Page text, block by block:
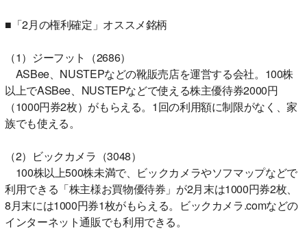
■「2月の権利確定」オススメ銘柄
（1）ジーフット（2686）
ASBee、NUSTEPなどの靴販売店を運営する会社。100株
以上でASBee、NUSTEPなどで使える株主優待券2000円
（1000円券2枚）がもらえる。1回の利用額に制限がなく、家
族でも使える。
（2）ビックカメラ（3048）
100株以上500株未満で、ビックカメラやソフマップなどで
利用できる「株主様お買物優待券」が2月末は1000円券2枚、
8月末には1000円券1枚がもらえる。ビックカメラ.comなどの
インターネット通販でも利用できる。